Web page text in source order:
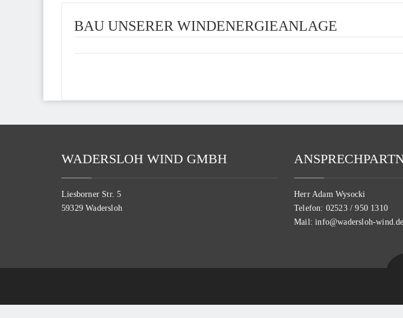
BAU UNSERER WINDENERGIEANLAGE
WADERSLOH WIND GMBH
Liesborner Str. 5
59329 Wadersloh
Herr Adam Wysocki
Telefon: 02523 / 950 1310
Mail: info@wadersloh-wind.de